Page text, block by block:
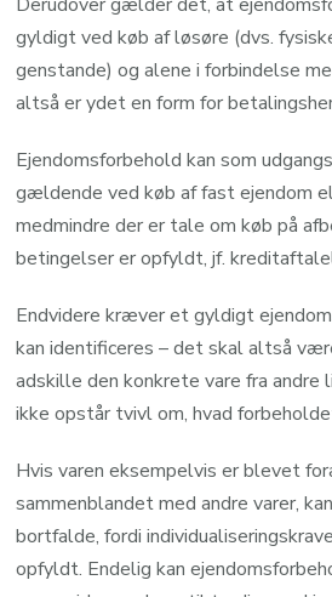
gyldigt ved køb af løsøre (dvs.
genstande) og alene i forbindelse
altså er ydet en form for
Ejendomsforbehold kan som
gældende ved køb af fast ejendom
medmindre der er tale om køb på
betingelser er opfyldt, jf.
Endvidere kræver et gyldigt
kan identificeres – det skal altså
adskille den konkrete vare fra andre
ikke opstår tvivl om, hvad
Hvis varen eksempelvis er blevet
sammenblandet med andre varer,
bortfalde, fordi
opfyldt. Endelig kan